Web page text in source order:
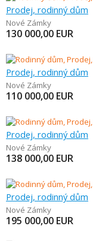
Prodej, rodinný dům
Nové Zámky
130 000,00 EUR
Prodej, rodinný dům
Nové Zámky
110 000,00 EUR
Prodej, rodinný dům
Nové Zámky
138 000,00 EUR
Prodej, rodinný dům
Nové Zámky
195 000,00 EUR